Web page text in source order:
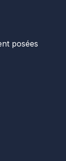
posées